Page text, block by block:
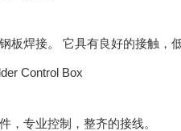
板焊接。 它具有良好的接触，
，专业控制，整齐的接线。